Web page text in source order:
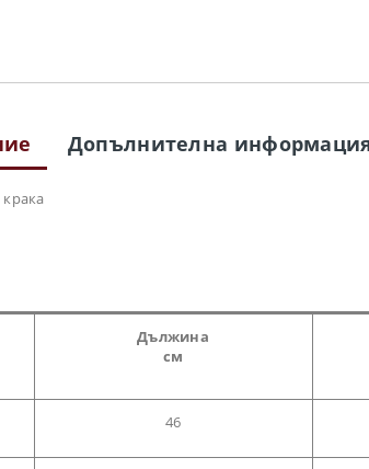
Дължина
см
46
Допълнителна